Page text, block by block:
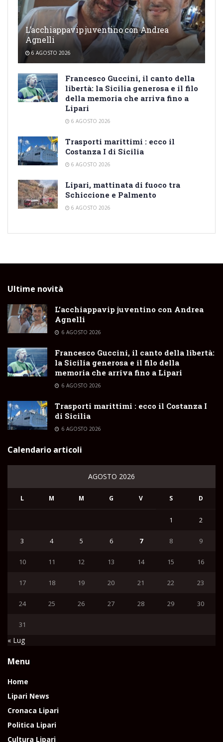
L’acchiappavip juventino con Andrea
Agnelli
6 AGOSTO 2026
Francesco Guccini, il canto della
libertà: la Sicilia generosa e il filo
della memoria che arriva fino a
Lipari
6 AGOSTO 2026
Trasporti marittimi : ecco il
Costanza I di Sicilia
6 AGOSTO 2026
Lipari, mattinata di fuoco tra
Schiccione e Palmento
6 AGOSTO 2026
Ultime novità
L’acchiappavip juventino con Andrea
Agnelli
6 AGOSTO 2026
Francesco Guccini, il canto della libertà:
la Sicilia generosa e il filo della
memoria che arriva fino a Lipari
6 AGOSTO 2026
Trasporti marittimi : ecco il Costanza I
di Sicilia
6 AGOSTO 2026
Calendario articoli
AGOSTO 2026
L M M G V S D
1 2
3 4 5 6 7 8 9
10 11 12 13 14 15 16
17 18 19 20 21 22 23
24 25 26 27 28 29 30
31
« Lug
Menu
Home
Lipari News
Cronaca Lipari
Politica Lipari
Cultura Lipari